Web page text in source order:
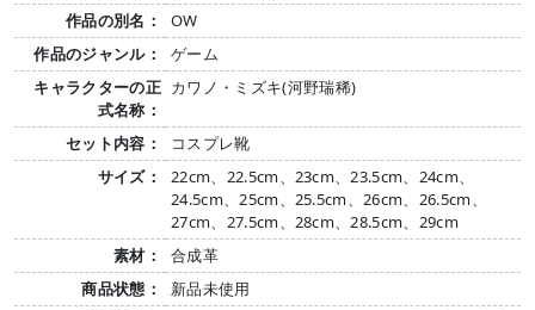
作品の別名：
OW
作品のジャンル：
ゲーム
キャラクターの正
式名称：
カワノ・ミズキ(河野瑞稀)
セット内容：
コスプレ靴
サイズ：
22cm、22.5cm、23cm、23.5cm、24cm、
24.5cm、25cm、25.5cm、26cm、26.5cm、
27cm、27.5cm、28cm、28.5cm、29cm
素材：
合成革
商品状態：
新品未使用